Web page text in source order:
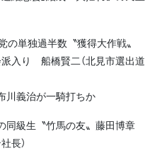
単独過半数〝獲得大作戦〟
入り 船橋賢二（北見市選出道
義治が一騎打ちか
同級生〝竹馬の友〟藤田博章
長）